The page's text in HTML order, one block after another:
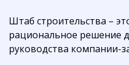
Штаб строительства –
рациональное решение
руководства компании-